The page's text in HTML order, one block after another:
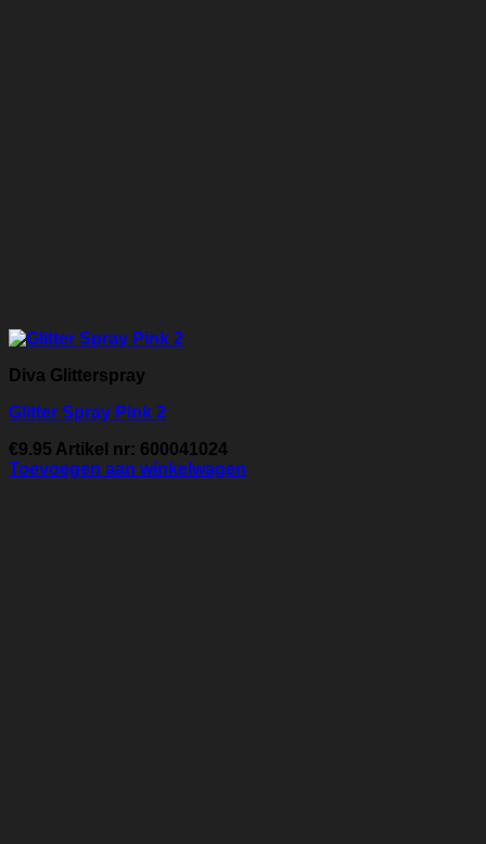
Diva Glitterspray
Glitter Spray Pink 2
€9.95 Artikel nr: 600041024
Toevoegen aan winkelwagen